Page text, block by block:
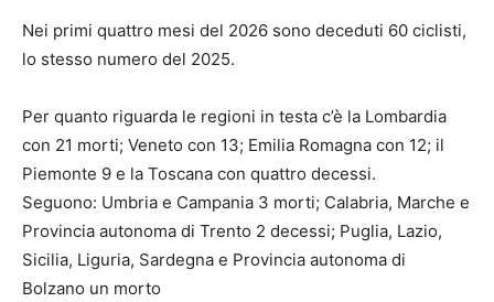
Nei primi quattro mesi del 2026 sono deceduti 60 ciclisti,
lo stesso numero del 2025.
Per quanto riguarda le regioni in testa c’è la Lombardia
con 21 morti; Veneto con 13; Emilia Romagna con 12; il
Piemonte 9 e la Toscana con quattro decessi.
Seguono: Umbria e Campania 3 morti; Calabria, Marche e
Provincia autonoma di Trento 2 decessi; Puglia, Lazio,
Sicilia, Liguria, Sardegna e Provincia autonoma di
Bolzano un morto